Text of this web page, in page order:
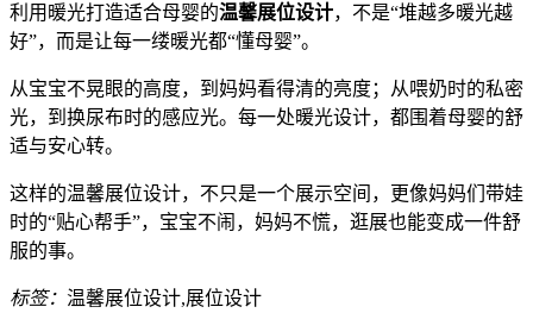
利用暖光打造适合母婴的温馨展位设计，不是“堆越多暖光越
好”，而是让每一缕暖光都“懂母婴”。
从宝宝不晃眼的高度，到妈妈看得清的亮度；从喂奶时的私密
光，到换尿布时的感应光。每一处暖光设计，都围着母婴的舒
适与安心转。
这样的温馨展位设计，不只是一个展示空间，更像妈妈们带娃
时的“贴心帮手”，宝宝不闹，妈妈不慌，逛展也能变成一件舒
服的事。
标签： 温馨展位设计,展位设计